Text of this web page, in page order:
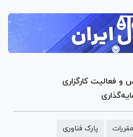
و فعالیت کارگزاری
پارک فناوری